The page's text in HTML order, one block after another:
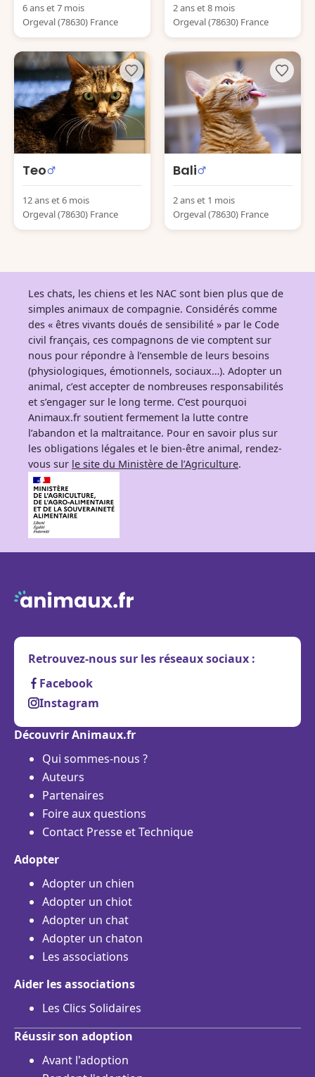
6 ans et 7 mois
Orgeval (78630) France
2 ans et 8 mois
Orgeval (78630) France
Teo
12 ans et 6 mois
Orgeval (78630) France
Bali
2 ans et 1 mois
Orgeval (78630) France
Les chats, les chiens et les NAC sont bien plus que de
simples animaux de compagnie. Considérés comme
des « êtres vivants doués de sensibilité » par le Code
civil français, ces compagnons de vie comptent sur
nous pour répondre à l’ensemble de leurs besoins
(physiologiques, émotionnels, sociaux…). Adopter un
animal, c’est accepter de nombreuses responsabilités
et s’engager sur le long terme. C’est pourquoi
Animaux.fr soutient fermement la lutte contre
l’abandon et la maltraitance. Pour en savoir plus sur
les obligations légales et le bien-être animal, rendez-
vous sur le site du Ministère de l’Agriculture.
Retrouvez-nous sur les réseaux sociaux :
Facebook
Instagram
Découvrir Animaux.fr
Qui sommes-nous ?
Auteurs
Partenaires
Foire aux questions
Contact Presse et Technique
Adopter
Adopter un chien
Adopter un chiot
Adopter un chat
Adopter un chaton
Les associations
Aider les associations
Les Clics Solidaires
Réussir son adoption
Avant l'adoption